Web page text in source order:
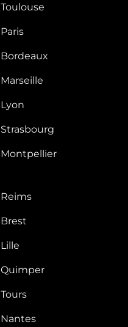
Toulouse
Paris
Bordeaux
Marseille
Lyon
Strasbourg
Montpellier
Reims
Brest
Lille
Quimper
Tours
Nantes